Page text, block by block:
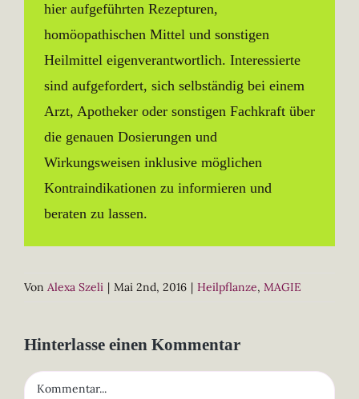
hier aufgeführten Rezepturen,
homöopathischen Mittel und sonstigen
Heilmittel eigenverantwortlich. Interessierte
sind aufgefordert, sich selbständig bei einem
Arzt, Apotheker oder sonstigen Fachkraft über
die genauen Dosierungen und
Wirkungsweisen inklusive möglichen
Kontraindikationen zu informieren und
beraten zu lassen.
Von Alexa Szeli | Mai 2nd, 2016 | Heilpflanze, MAGIE
Hinterlasse einen Kommentar
Kommentar